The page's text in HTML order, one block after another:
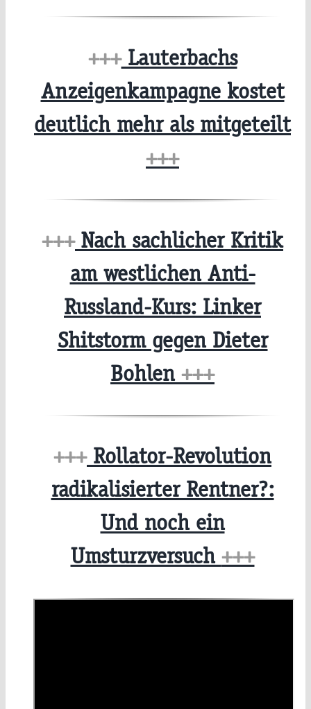
+++Lauterbachs
Anzeigenkampagne kostet
deutlich mehr als mitgeteilt
+++
+++Nach sachlicher Kritik
am westlichen Anti-
Russland-Kurs: Linker
Shitstorm gegen Dieter
Bohlen +++
+++Rollator-Revolution
radikalisierter Rentner?:
Und noch ein
Umsturzversuch +++